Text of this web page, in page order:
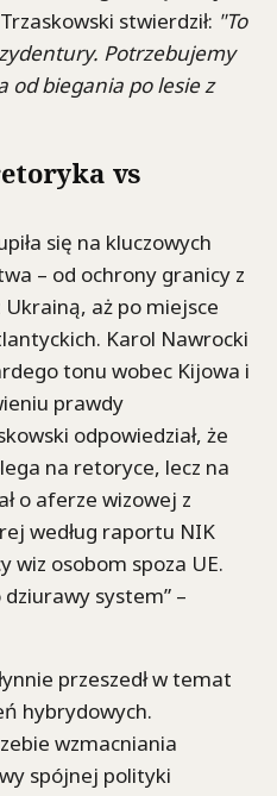
stwierdził: "To
Potrzebujemy
od biegania po lesie z
vs
się na kluczowych
– od ochrony granicy z
Ukrainą, aż po miejsce
Karol Nawrocki
tonu wobec Kijowa i
prawdy
odpowiedział, że
na retoryce, lecz na
o aferze wizowej z
według raportu NIK
wiz osobom spoza UE.
system” –
przeszedł w temat
hybrydowych.
wzmacniania
spójnej polityki